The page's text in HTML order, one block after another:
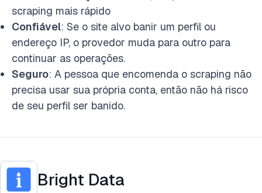
scraping mais rápido
Confiável: Se o site alvo banir um perfil ou
endereço IP, o provedor muda para outro para
continuar as operações.
Seguro: A pessoa que encomenda o scraping não
precisa usar sua própria conta, então não há risco
de seu perfil ser banido.
Bright Data